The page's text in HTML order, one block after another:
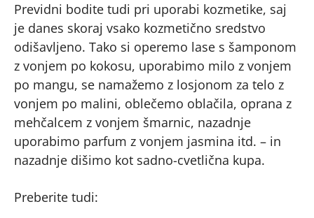
Previdni bodite tudi pri uporabi kozmetike, saj
je danes skoraj vsako kozmetično sredstvo
odišavljeno. Tako si operemo lase s šamponom
z vonjem po kokosu, uporabimo milo z vonjem
po mangu, se namažemo z losjonom za telo z
vonjem po malini, oblečemo oblačila, oprana z
mehčalcem z vonjem šmarnic, nazadnje
uporabimo parfum z vonjem jasmina itd. – in
nazadnje dišimo kot sadno-cvetlična kupa.
Preberite tudi: